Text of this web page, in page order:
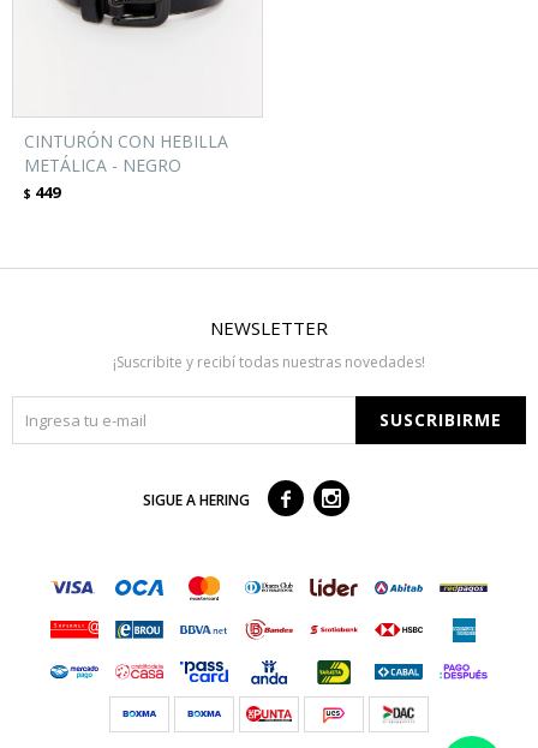
CINTURÓN CON HEBILLA
METÁLICA - NEGRO
$ 449
NEWSLETTER
¡Suscribite y recibí todas nuestras novedades!
SUSCRIBIRME
SIGUE A HERING  